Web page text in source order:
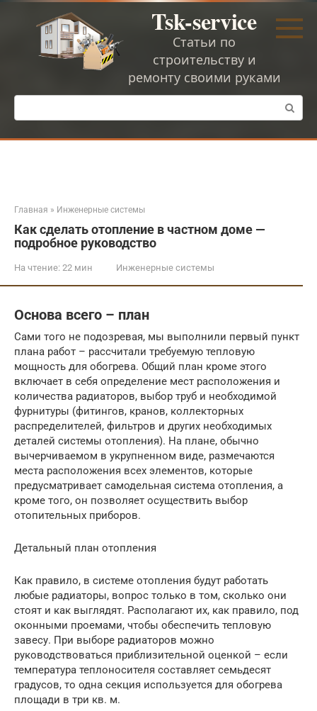
Перейти
Tsk-service
Статьи по
строительству и
ремонту своими руками
Поиск:
Главная » Инженерные системы
Как сделать отопление в частном доме —
подробное руководство
На чтение: 22 мин Инженерные системы
Основа всего – план
Сами того не подозревая, мы выполнили первый пункт
плана работ – рассчитали требуемую тепловую
мощность для обогрева. Общий план кроме этого
включает в себя определение мест расположения и
количества радиаторов, выбор труб и необходимой
фурнитуры (фитингов, кранов, коллекторных
распределителей, фильтров и других необходимых
деталей системы отопления). На плане, обычно
вычерчиваемом в укрупненном виде, размечаются
места расположения всех элементов, которые
предусматривает самодельная система отопления, а
кроме того, он позволяет осуществить выбор
отопительных приборов.
Детальный план отопления
Как правило, в системе отопления будут работать
любые радиаторы, вопрос только в том, сколько они
стоят и как выглядят. Располагают их, как правило, под
оконными проемами, чтобы обеспечить тепловую
завесу. При выборе радиаторов можно
руководствоваться приблизительной оценкой – если
температура теплоносителя составляет семьдесят
градусов, то одна секция используется для обогрева
площади в три кв. м.